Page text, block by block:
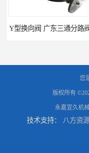
Y型换向阀 广东三通分路
您
版权所有
永嘉宣久机
技术支持： 八方资